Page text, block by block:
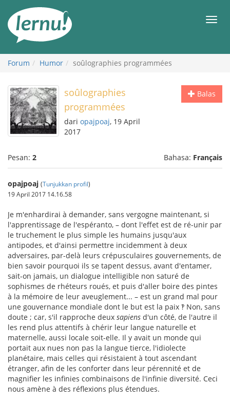
daftar
Forum Humor soûlographies programmées
Balas
soûlographies
programmées
dari opajpoaj, 19 April
2017
Pesan: 2 Bahasa: Français
opajpoaj (Tunjukkan profil)
19 April 2017 14.16.58
Je m'enhardirai à demander, sans vergogne maintenant, si
l'apprentissage de l'espéranto, – dont l'effet est de ré-unir par
le truchement le plus simple les humains jusqu'aux
antipodes, et d'ainsi permettre incidemment à deux
adversaires, par-delà leurs crépusculaires gouvernements, de
bien savoir pourquoi ils se tapent dessus, avant d'entamer,
sait-on jamais, un dialogue intelligible non saturé de
sophismes de rhéteurs roués, et puis d'aller boire des pintes
à la mémoire de leur aveuglement... – est un grand mal pour
une gouvernance mondiale dont le but est la paix ‽ Non, sans
doute ; car, s'il rapproche deux sapiens d'un côté, de l'autre il
les rend plus attentifs à chérir leur langue naturelle et
maternelle, aussi locale soit-elle. Il y avait un monde qui
portait aux nues non pas la langue tierce, l'idiolecte
planétaire, mais celles qui résistaient à tout ascendant
étranger, afin de les conforter dans leur pérennité et de
magnifier les infinies combinaisons de l'infinie diversité. Ceci
nous amène à des réflexions plus étendues.